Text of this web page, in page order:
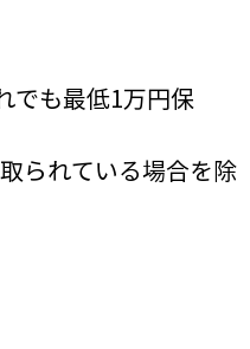
でも最低1万円保
られている場合を除